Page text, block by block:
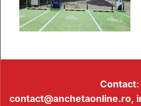
Contact:
contact@anchetaonline.ro,